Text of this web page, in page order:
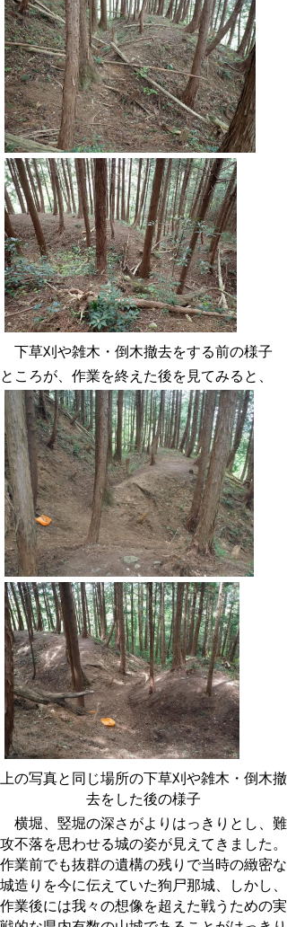
下草刈や雑木・倒木撤去をする前の様子
ところが、作業を終えた後を見てみると、
上の写真と同じ場所の下草刈や雑木・倒木撤
去をした後の様子
横堀、竪堀の深さがよりはっきりとし、難
攻不落を思わせる城の姿が見えてきました。
作業前でも抜群の遺構の残りで当時の緻密な
城造りを今に伝えていた狗尸那城、しかし、
作業後には我々の想像を超えた戦うための実